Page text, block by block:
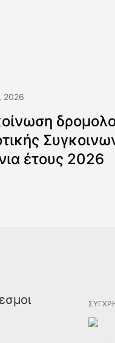
2026
έτους 2026